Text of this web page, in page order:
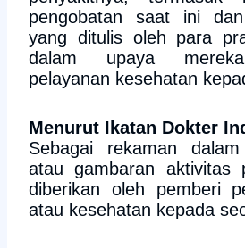
pengobatan saat ini
yang ditulis oleh para
dalam upaya
pelayanan kesehatan
Menurut Ikatan Dokter
Sebagai rekaman
atau gambaran aktivitas
diberikan oleh pemberi
atau kesehatan kepada